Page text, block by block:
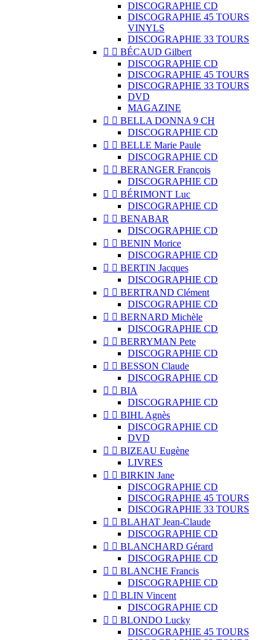
DISCOGRAPHIE CD
DISCOGRAPHIE 45 TOURS
VINYLS
DISCOGRAPHIE 33 TOURS
  BÉCAUD Gilbert
DISCOGRAPHIE CD
DISCOGRAPHIE 45 TOURS
DISCOGRAPHIE 33 TOURS
DVD
MAGAZINE
  BELLA DONNA 9 CH
DISCOGRAPHIE CD
  BELLE Marie Paule
DISCOGRAPHIE CD
  BERANGER François
DISCOGRAPHIE CD
  BÉRIMONT Luc
DISCOGRAPHIE CD
  BENABAR
DISCOGRAPHIE CD
  BENIN Morice
DISCOGRAPHIE CD
  BERTIN Jacques
DISCOGRAPHIE CD
  BERTRAND Clément
DISCOGRAPHIE CD
  BERNARD Michèle
DISCOGRAPHIE CD
  BERRYMAN Pete
DISCOGRAPHIE CD
  BESSON Claude
DISCOGRAPHIE CD
  BIA
DISCOGRAPHIE CD
  BIHL Agnès
DISCOGRAPHIE CD
DVD
  BIZEAU Eugène
LIVRES
  BIRKIN Jane
DISCOGRAPHIE CD
DISCOGRAPHIE 45 TOURS
DISCOGRAPHIE 33 TOURS
  BLAHAT Jean-Claude
DISCOGRAPHIE CD
  BLANCHARD Gérard
DISCOGRAPHIE CD
  BLANCHE Francis
DISCOGRAPHIE CD
  BLIN Vincent
DISCOGRAPHIE CD
  BLONDO Lucky
DISCOGRAPHIE 45 TOURS